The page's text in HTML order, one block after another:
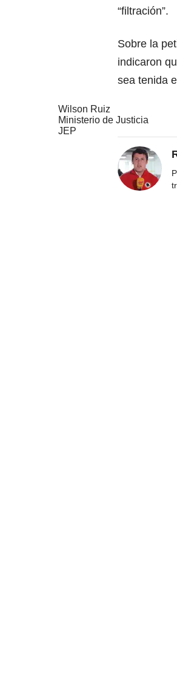
“filtración”.
Sobre la
indicaron
sea tenida
Wilson Ruiz
Ministerio de Justicia
JEP